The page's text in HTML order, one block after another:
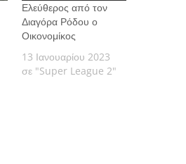
Ελεύθερος από τον
Διαγόρα Ρόδου ο
Οικονομίκος
13 Ιανουαρίου 2023
σε "Super League 2"